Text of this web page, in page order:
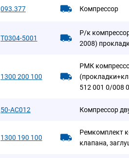
093.377 Компрессор
T0304-5001
Р/к
2008)
1300 200 100
РМК
512 001 0/008
50-AC012 Компрессор
1300 190 100
Ремкомплект
клапана,